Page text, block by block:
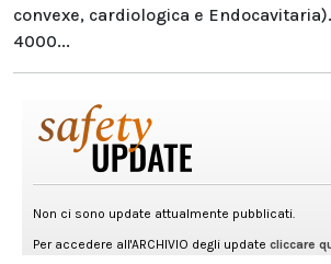
convexe, cardiologica e
4000...